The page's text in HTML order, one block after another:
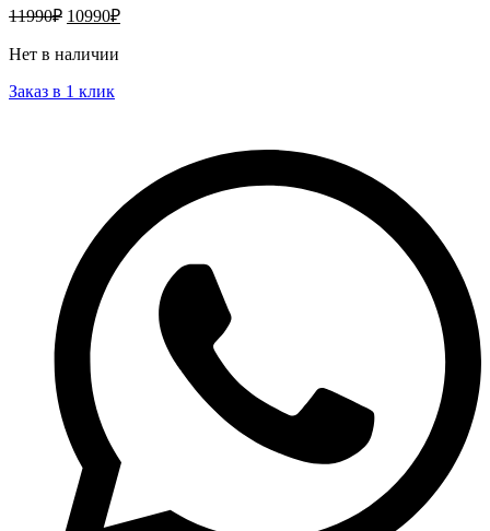
11990₽ 10990₽
Нет в наличии
Заказ в 1 клик